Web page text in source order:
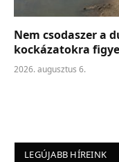
Nem csodaszer a
kockázatokra
2026. augusztus 6.
LEGÚJABB HÍREINK